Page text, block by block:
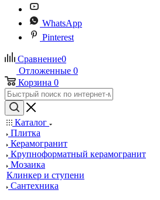
WhatsApp
Pinterest
Сравнение0
Отложенные 0
Корзина 0
Каталог
Плитка
Керамогранит
Крупноформатный керамогранит
Мозаика
Клинкер и ступени
Сантехника